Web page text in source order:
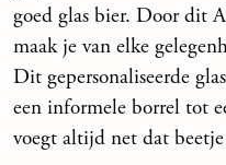
goed glas bier. Door dit
maak je van elke
Dit gepersonaliseerde
een informele borrel tot
voegt altijd net dat